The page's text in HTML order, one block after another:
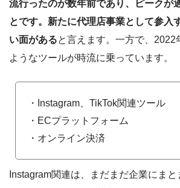
流行ったのが数年前であり、ピークが
とです。新たに代理店事業として参入
い面があると言えます。一方で、2022
ようなツールが時流に乗っています。
・Instagram、TikTok関連ツール
・ECプラットフォーム
・オンライン決済
Instagram関連は、まだまだ企業にま